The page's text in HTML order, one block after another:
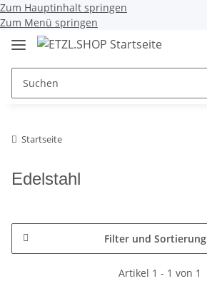
Zum Hauptinhalt springen
Zum Menü springen
Startseite
Edelstahl
Filter und Sortierung
Artikel 1 - 1 von 1